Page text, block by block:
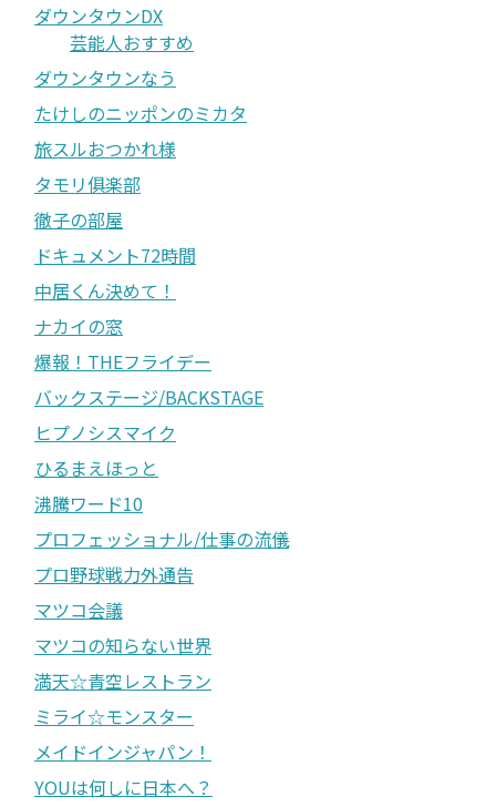
ダウンタウンDX
芸能人おすすめ
ダウンタウンなう
たけしのニッポンのミカタ
旅スルおつかれ様
タモリ俱楽部
徹子の部屋
ドキュメント72時間
中居くん決めて！
ナカイの窓
爆報！THEフライデー
バックステージ/BACKSTAGE
ヒプノシスマイク
ひるまえほっと
沸騰ワード10
プロフェッショナル/仕事の流儀
プロ野球戦力外通告
マツコ会議
マツコの知らない世界
満天☆青空レストラン
ミライ☆モンスター
メイドインジャパン！
YOUは何しに日本へ？